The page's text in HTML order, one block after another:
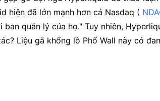
hiện đã lớn mạnh hơn cả Nasdaq (
quản lý của họ." Tuy nhiên,
Liệu gã khổng lồ Phố Wall này có